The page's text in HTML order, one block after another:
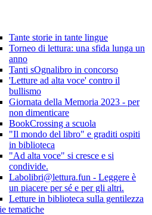
Tante storie in tante lingue
Torneo di lettura: una sfida lunga un
anno
Tanti sOgnalibro in concorso
'Letture ad alta voce' contro il
bullismo
Giornata della Memoria 2023 - per
non dimenticare
BookCrossing a scuola
"Il mondo del libro" e graditi ospiti
in biblioteca
"Ad alta voce" si cresce e si
condivide.
Labolibri@lettura.fun - Leggere è
un piacere per sé e per gli altri.
Letture in biblioteca sulla gentilezza
tematiche